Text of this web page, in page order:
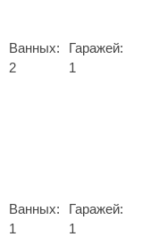
Ванных:
2
Гаражей:
1
Ванных:
1
Гаражей:
1